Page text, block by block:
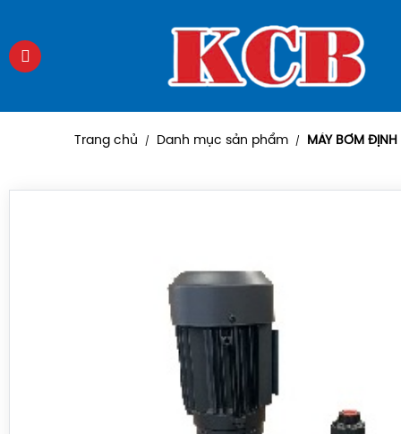
Trang chủ / Danh mục sản phẩm / MÁY BƠM ĐỊNH